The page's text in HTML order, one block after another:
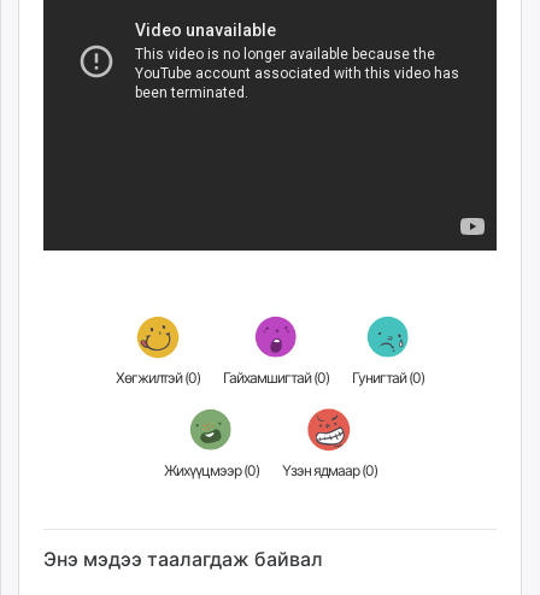
shuum.mn
times.mn
tac.mn
Хөгжилтэй (0) Гайхамшигтай (0) Гунигтай (0)
Жихүүцмээр (0) Үзэн ядмаар (0)
Энэ мэдээ таалагдаж байвал